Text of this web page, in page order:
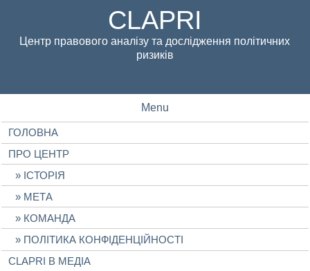
CLAPRI
Центр правового аналізу та дослідження політичних
ризиків
Menu
ГОЛОВНА
ПРО ЦЕНТР
ІСТОРІЯ
МЕТА
КОМАНДА
ПОЛІТИКА КОНФІДЕНЦІЙНОСТІ
CLAPRI В МЕДІА